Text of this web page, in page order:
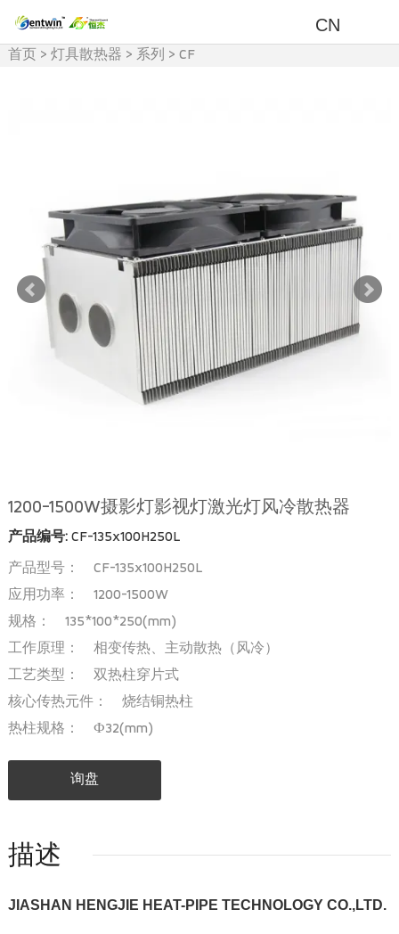
CN
首页 > 灯具散热器 > 系列 > CF
1200-1500W摄影灯影视灯激光灯风冷散热器
产品编号:CF-135x100H250L
产品型号： CF-135x100H250L
应用功率： 1200-1500W
规格： 135*100*250(mm)
工作原理： 相变传热、主动散热（风冷）
工艺类型： 双热柱穿片式
核心传热元件： 烧结铜热柱
热柱规格： Ф32(mm)
询盘
描述
JIASHAN HENGJIE HEAT-PIPE TECHNOLOGY CO.,LTD.